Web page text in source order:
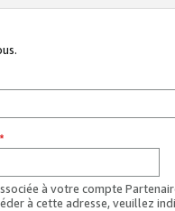
*
à votre compte
à cette adresse, veuillez